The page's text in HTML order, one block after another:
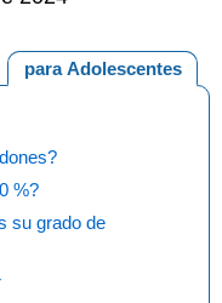
para Adolescentes
%?
su grado de